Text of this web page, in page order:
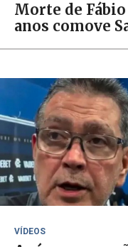
Morte de
anos comove
VÍDEOS